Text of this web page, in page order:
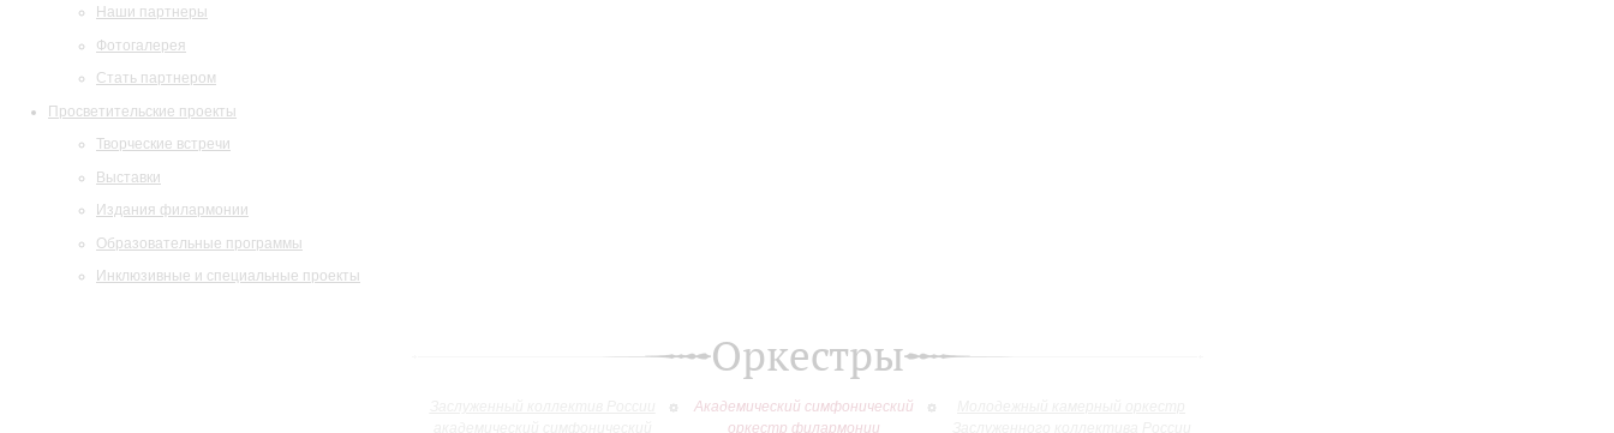
Наши партнеры
Фотогалерея
Стать партнером
Просветительские проекты
Творческие встречи
Выставки
Издания филармонии
Образовательные программы
Инклюзивные и специальные проекты
Оркестры
Академический симфонический
оркестр филармонии